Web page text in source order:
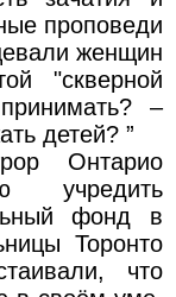
проповеди
женщин
"скверной
–
детей? ”
Онтарио
фонд в
Торонто
что